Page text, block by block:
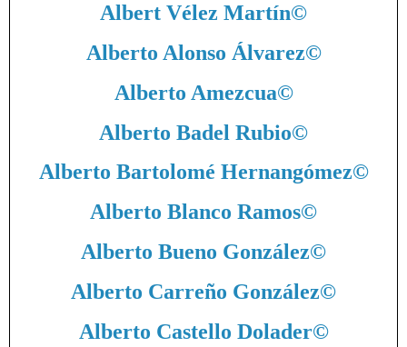
Albert Vélez Martín©
Alberto Alonso Álvarez©
Alberto Amezcua©
Alberto Badel Rubio©
Alberto Bartolomé Hernangómez©
Alberto Blanco Ramos©
Alberto Bueno González©
Alberto Carreño González©
Alberto Castello Dolader©